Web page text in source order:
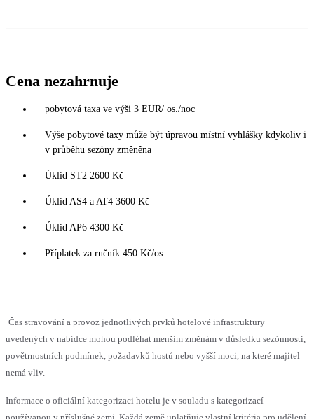
Cena nezahrnuje
pobytová taxa ve výši 3 EUR/ os./noc
Výše pobytové taxy může být úpravou místní vyhlášky kdykoliv i
v průběhu sezóny změněna
Úklid ST2 2600 Kč
Úklid AS4 a AT4 3600 Kč
Úklid AP6 4300 Kč
Příplatek za ručník 450 Kč/os.
Čas stravování a provoz jednotlivých prvků hotelové infrastruktury
uvedených v nabídce mohou podléhat menším změnám v důsledku sezónnosti,
povětrnostních podmínek, požadavků hostů nebo vyšší moci, na které majitel
nemá vliv.
Informace o oficiální kategorizaci hotelu je v souladu s kategorizací